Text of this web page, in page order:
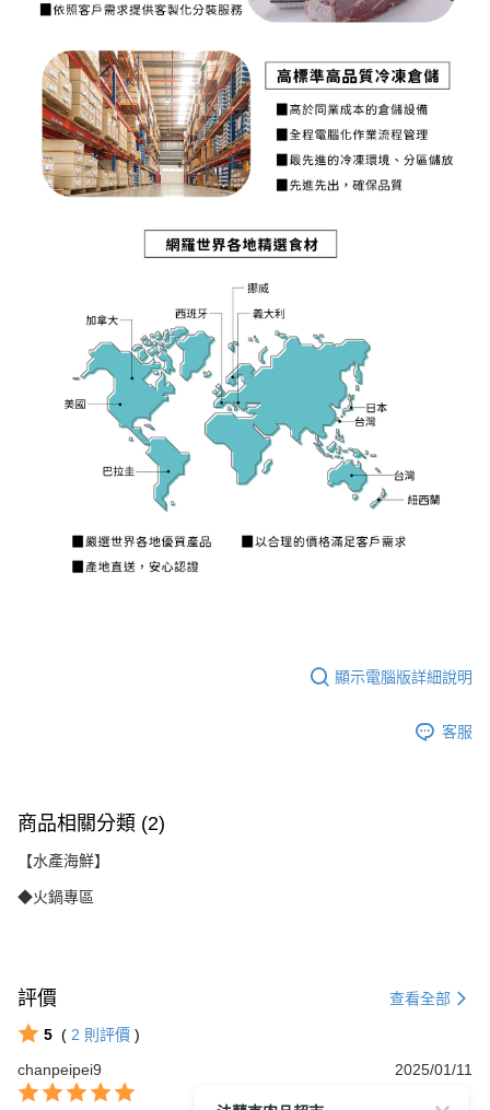
顯示電腦版詳細說明
客服
商品相關分類 (2)
【水產海鮮】
◆火鍋專區
評價 查看全部
5 ( 2 則評價 )
chanpeipei9
2025/01/11